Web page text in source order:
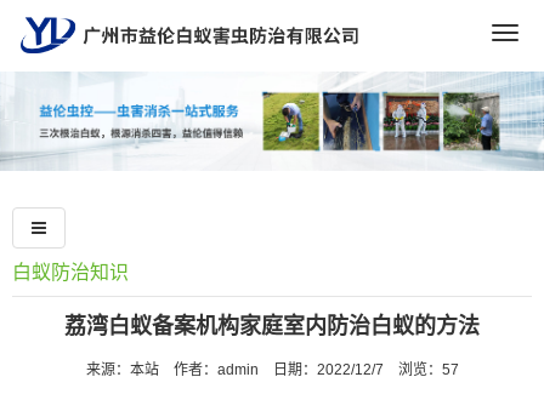
白蚁防治知识
荔湾白蚁备案机构家庭室内防治白蚁的方法
来源：本站 作者：admin 日期：2022/12/7 浏览： 57